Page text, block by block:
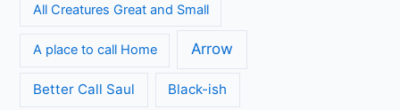
All Creatures Great and Small
A place to call Home Arrow
Better Call Saul Black-ish